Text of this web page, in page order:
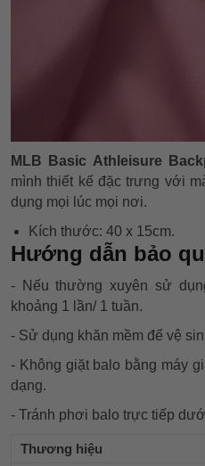
MLB Basic Athleisure
mình thiết kế đặc trưng với
dụng mọi lúc mọi nơi.
Kích thước: 40 x 15cm.
Hướng dẫn bảo
- Nếu thường xuyên sử
khoảng 1 lần/ 1 tuần.
- Sử dụng khăn mềm để vệ
- Không giặt balo bằng máy
dạng.
- Tránh phơi balo trực tiếp
Thương hiệu